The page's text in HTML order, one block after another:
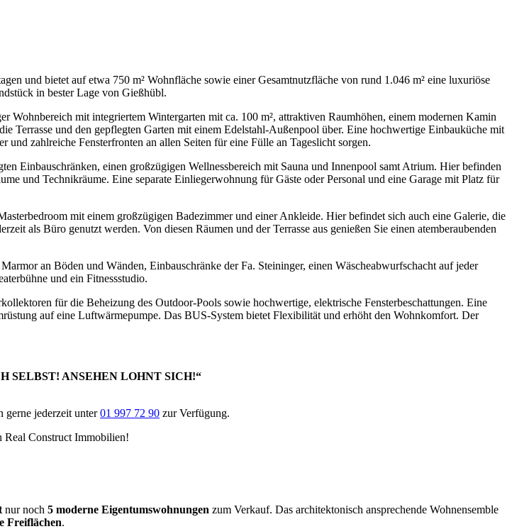
und bietet auf etwa 750 m² Wohnfläche sowie einer Gesamtnutzfläche von rund 1.046 m² eine luxuriöse
in bester Lage von Gießhübl.
Wohnbereich mit integriertem Wintergarten mit ca. 100 m², attraktiven Raumhöhen, einem modernen Kamin
Terrasse und den gepflegten Garten mit einem Edelstahl-Außenpool über. Eine hochwertige Einbauküche mit
zahlreiche Fensterfronten an allen Seiten für eine Fülle an Tageslicht sorgen.
Einbauschränken, einen großzügigen Wellnessbereich mit Sauna und Innenpool samt Atrium. Hier befinden
und Technikräume. Eine separate Einliegerwohnung für Gäste oder Personal und eine Garage mit Platz für
mit einem großzügigen Badezimmer und einer Ankleide. Hier befindet sich auch eine Galerie, die
als Büro genutzt werden. Von diesen Räumen und der Terrasse aus genießen Sie einen atemberaubenden
an Böden und Wänden, Einbauschränke der Fa. Steininger, einen Wäscheabwurfschacht auf jeder
und ein Fitnessstudio.
für die Beheizung des Outdoor-Pools sowie hochwertige, elektrische Fensterbeschattungen. Eine
auf eine Luftwärmepumpe. Das BUS-System bietet Flexibilität und erhöht den Wohnkomfort. Der
SELBST! ANSEHEN LOHNT SICH!“
gerne jederzeit unter01 997 72 90 zur Verfügung.
Real Construct Immobilien!
nur noch 5 moderne Eigentumswohnungen zum Verkauf. Das architektonisch ansprechende Wohnensemble
Freiflächen.